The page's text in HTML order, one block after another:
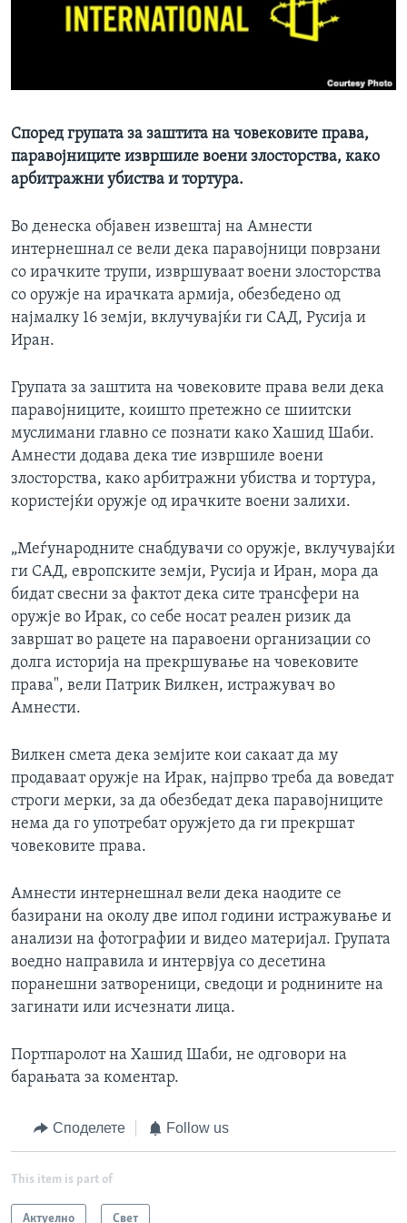
ИНТЕРВЈУА
Јазици
Според групата за заштита на човековите права,
паравојниците извршиле воени злосторства, како
арбитражни убиства и тортура.
Во денеска објавен извештај на Амнести
интернешнал се вели дека паравојници поврзани
со ирачките трупи, извршуваат воени злосторства
со оружје на ирачката армија, обезбедено од
најмалку 16 земји, вклучувајќи ги САД, Русија и
Иран.
Групата за заштита на човековите права вели дека
паравојниците, коишто претежно се шиитски
муслимани главно се познати како Хашид Шаби.
Амнести додава дека тие извршиле воени
злосторства, како арбитражни убиства и тортура,
користејќи оружје од ирачките воени залихи.
„Меѓународните снабдувачи со оружје, вклучувајќи
ги САД, европските земји, Русија и Иран, мора да
бидат свесни за фактот дека сите трансфери на
оружје во Ирак, со себе носат реален ризик да
завршат во рацете на паравоени организации со
долга историја на прекршување на човековите
права", вели Патрик Вилкен, истражувач во
Амнести.
Вилкен смета дека земјите кои сакаат да му
продаваат оружје на Ирак, најпрво треба да воведат
строги мерки, за да обезбедат дека паравојниците
нема да го употребат оружјето да ги прекршат
човековите права.
Амнести интернешнал вели дека наодите се
базирани на околу две ипол години истражување и
анализи на фотографии и видео материјал. Групата
воедно направила и интервјуа со десетина
поранешни затвореници, сведоци и роднините на
загинати или исчезнати лица.
Портпаролот на Хашид Шаби, не одговори на
барањата за коментар.
Споделете Follow us
This item is part of
Актуелно Свет